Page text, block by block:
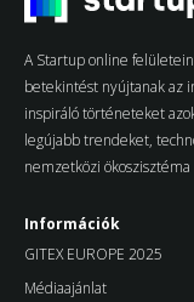
A Startup online
betekintést nyújtanak az
inspiráló történeteket
legújabb trendeket,
nemzetközi
Információk
GITEX EUROPE 2025
Médiaajánlat